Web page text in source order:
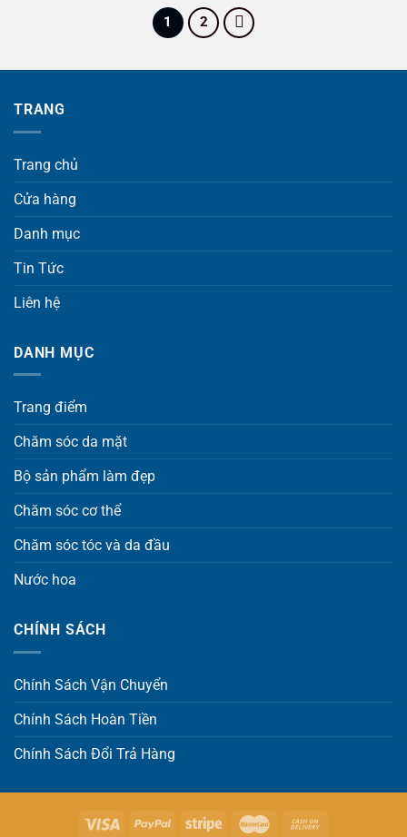
1 2
TRANG
Trang chủ
Cửa hàng
Danh mục
Tin Tức
Liên hệ
DANH MỤC
Trang điểm
Chăm sóc da mặt
Bộ sản phẩm làm đẹp
Chăm sóc cơ thể
Chăm sóc tóc và da đầu
Nước hoa
CHÍNH SÁCH
Chính Sách Vận Chuyển
Chính Sách Hoàn Tiền
Chính Sách Đổi Trả Hàng